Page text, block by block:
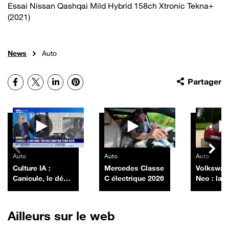
Essai Nissan Qashqai Mild Hybrid 158ch Xtronic Tekna+
(2021)
News Auto
Partager
Facebook
X LinkedInPinterest
Autres vidéos
Auto
Culture IA :
Canicule, le défi
Morel - 10/07
Auto
Mercedes Classe
C électrique 2026
Auto
Neo : la
Ailleurs sur le web